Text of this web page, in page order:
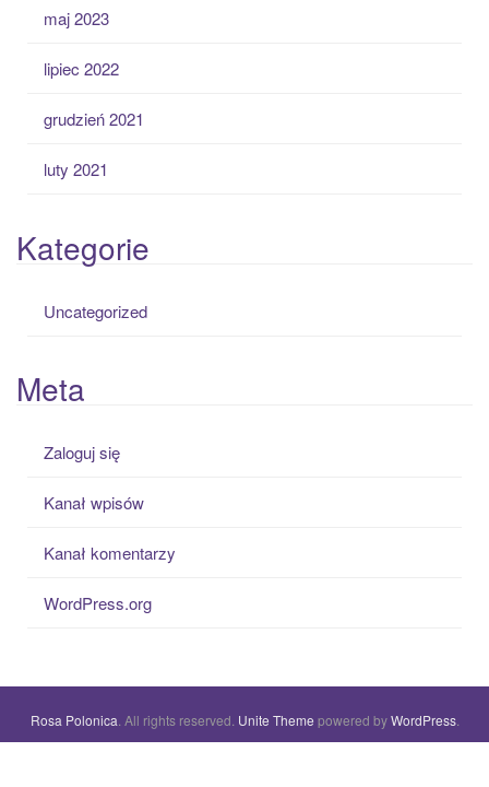
maj 2023
lipiec 2022
grudzień 2021
luty 2021
Kategorie
Uncategorized
Meta
Zaloguj się
Kanał wpisów
Kanał komentarzy
WordPress.org
Rosa Polonica . All rights reserved. Unite Theme powered byWordPress.